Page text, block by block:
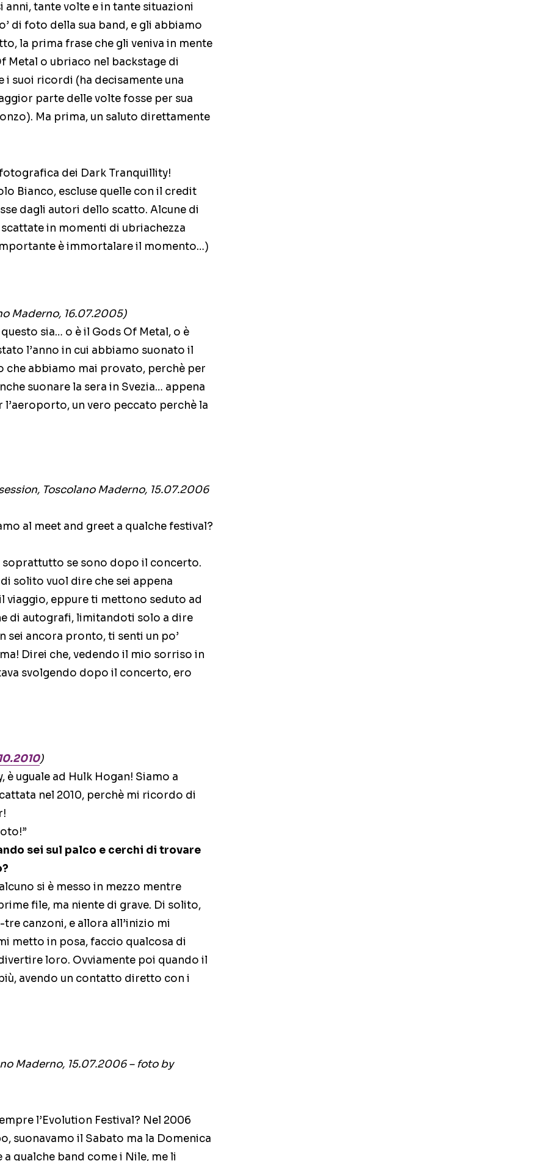
tante volte e in tante situazioni
di foto della sua band, e gli abbiamo
la prima frase che gli veniva in mente
Metal o ubriaco nel backstage di
i suoi ricordi (ha decisamente una
parte delle volte fosse per sua
Ma prima, un saluto direttamente
dei Dark Tranquillity!
Bianco, escluse quelle con il credit
dagli autori dello scatto. Alcune di
in momenti di ubriachezza
è immortalare il momento…)
Maderno, 16.07.2005)
sia… o è il Gods Of Metal, o è
l’anno in cui abbiamo suonato il
abbiamo mai provato, perchè per
suonare la sera in Svezia… appena
un vero peccato perchè la
Toscolano Maderno, 15.07.2006
al meet and greet a qualche festival?
soprattutto se sono dopo il concerto.
solito vuol dire che sei appena
viaggio, eppure ti mettono seduto ad
di autografi, limitandoti solo a dire
sei ancora pronto, ti senti un po’
Direi che, vedendo il mio sorriso in
svolgendo dopo il concerto, ero
)
è uguale ad Hulk Hogan! Siamo a
nel 2010, perchè mi ricordo di
sei sul palco e cerchi di trovare
si è messo in mezzo mentre
file, ma niente di grave. Di solito,
canzoni, e allora all’inizio mi
metto in posa, faccio qualcosa di
loro. Ovviamente poi quando il
avendo un contatto diretto con i
Maderno, 15.07.2006 – foto by
l’Evolution Festival? Nel 2006
suonavamo il Sabato ma la Domenica
qualche band come i Nile, me li